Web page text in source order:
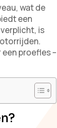
wat de
een
is
proefles –